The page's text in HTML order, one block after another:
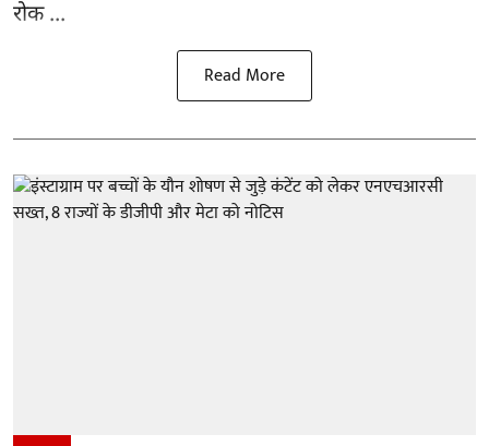
रोक ...
Read More